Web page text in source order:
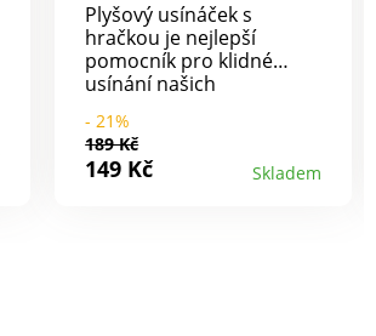
Plyšový usínáček s
hračkou je nejlepší
pomocník pro klidné
usínání našich
vašeho přání na něj
vyšijeme jméno děťátka.
K dispozici je 8 barevných
- 21%
189 Kč
149 Kč Skladem